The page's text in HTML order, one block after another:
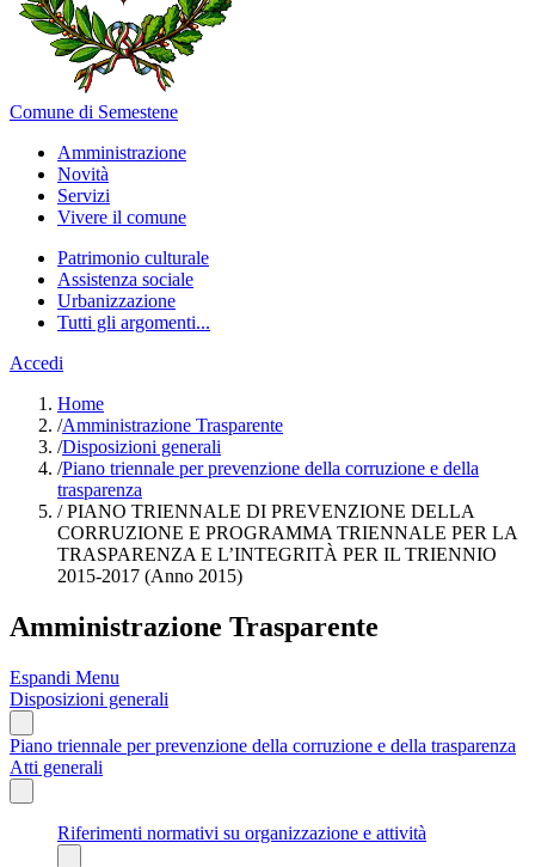
Comune di Semestene
Amministrazione
Novità
Servizi
Vivere il comune
Patrimonio culturale
Assistenza sociale
Urbanizzazione
Tutti gli argomenti...
Accedi
Home
/Amministrazione Trasparente
/Disposizioni generali
/Piano triennale per prevenzione della corruzione e della
trasparenza
/PIANO TRIENNALE DI PREVENZIONE DELLA
CORRUZIONE E PROGRAMMA TRIENNALE PER LA
TRASPARENZA E L’INTEGRITÀ PER IL TRIENNIO
2015-2017 (Anno 2015)
Amministrazione Trasparente
Espandi Menu
Disposizioni generali
Piano triennale per prevenzione della corruzione e della trasparenza
Atti generali
Riferimenti normativi su organizzazione e attività